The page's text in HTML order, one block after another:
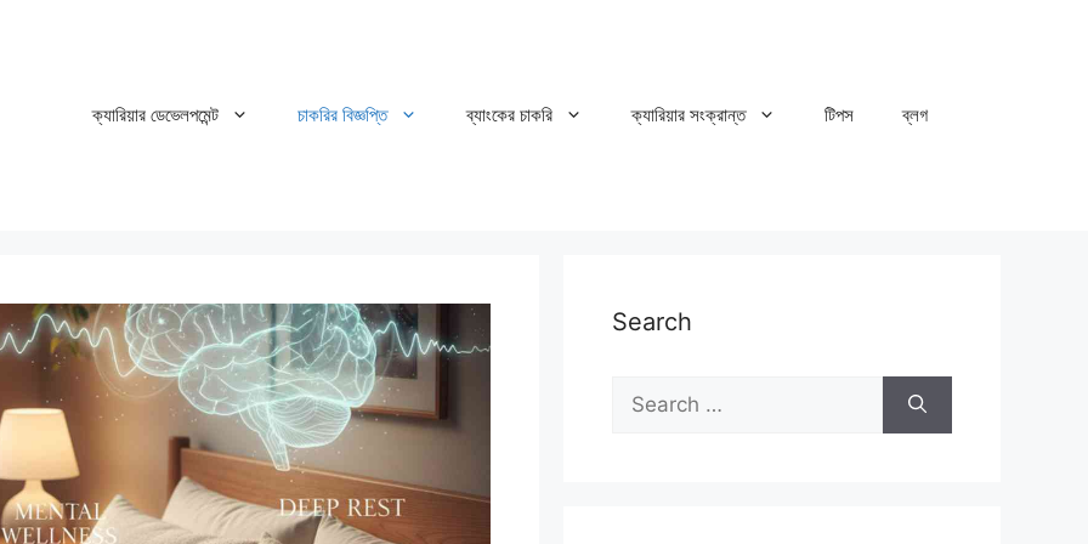
ক্যারিয়ার ডেভেলপমেন্ট চাকরির বিজ্ঞপ্তি ব্যাংকের চাকরি ক্যারিয়ার সংক্রান্ত টিপস ব্লগ
Search
Search
for: